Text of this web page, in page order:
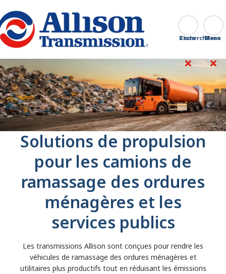
Go Home Recherche
Close
Solutions de propulsion
pour les camions de
ramassage des ordures
ménagères et les
services publics
Les transmissions Allison sont conçues pour rendre les
véhicules de ramassage des ordures ménagères et
utilitaires plus productifs tout en réduisant les émissions